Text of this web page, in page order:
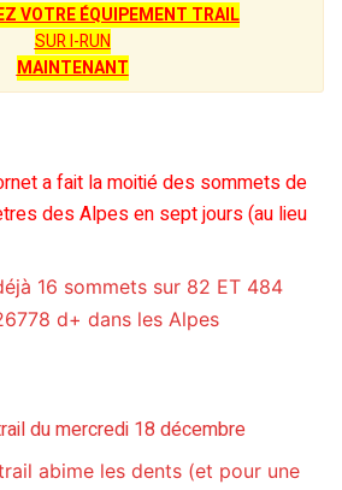
VOTRE ÉQUIPEMENT TRAIL
SUR I-RUN
MAINTENANT
a fait la moitié des sommets de
des Alpes en sept jours (au lieu
16 sommets sur 82 ET 484
d+ dans les Alpes
du mercredi 18 décembre
abime les dents (et pour une